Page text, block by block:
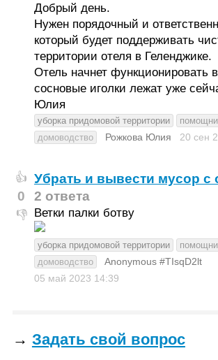
Добрый день.
Нужен порядочный и
который будет поддерживать
территории отеля в Геленджике.
Отель начнет функционировать
сосновые иголки лежат уже
Юлия
уборка придомовой территории
домоводство
Рожкова Юлия 20 сен
👍
0
👎
Убрать и вывести мусор с
2 ответа
Ветки палки ботву
уборка придомовой территории
домоводство
Anonymous #TIsqD2lt
05 май 2023 14:39
→ Задать свой вопрос